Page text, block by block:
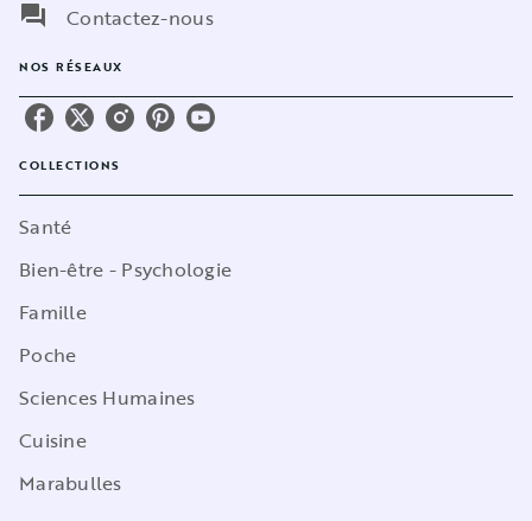
question_answer
Contactez-nous
NOS RÉSEAUX
COLLECTIONS
Santé
Bien-être - Psychologie
Famille
Poche
Sciences Humaines
Cuisine
Marabulles